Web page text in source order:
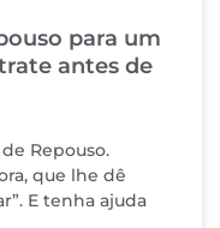
para um
antes de
Repouso.
que lhe dê
E tenha ajuda